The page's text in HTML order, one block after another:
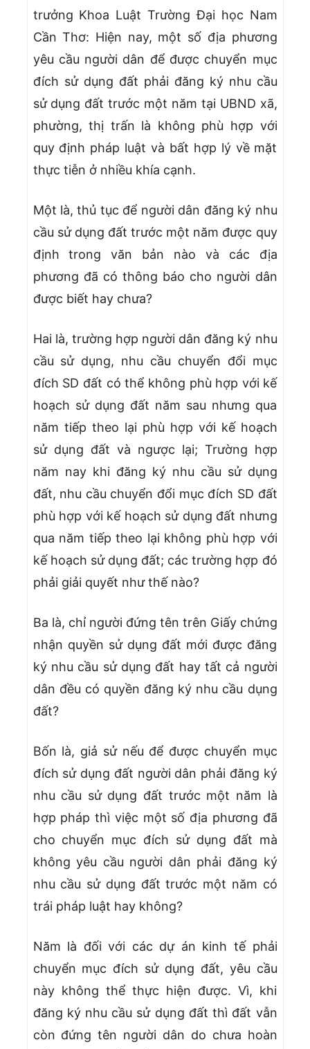
trưởng Khoa Luật Trường Đại học Nam
Cần Thơ: Hiện nay, một số địa phương
yêu cầu người dân để được chuyển mục
đích sử dụng đất phải đăng ký nhu cầu
sử dụng đất trước một năm tại UBND xã,
phường, thị trấn là không phù hợp với
quy định pháp luật và bất hợp lý về mặt
thực tiễn ở nhiều khía cạnh.
Một là, thủ tục để người dân đăng ký nhu
cầu sử dụng đất trước một năm được quy
định trong văn bản nào và các địa
phương đã có thông báo cho người dân
được biết hay chưa?
Hai là, trường hợp người dân đăng ký nhu
cầu sử dụng, nhu cầu chuyển đổi mục
đích SD đất có thể không phù hợp với kế
hoạch sử dụng đất năm sau nhưng qua
năm tiếp theo lại phù hợp với kế hoạch
sử dụng đất và ngược lại; Trường hợp
năm nay khi đăng ký nhu cầu sử dụng
đất, nhu cầu chuyển đổi mục đích SD đất
phù hợp với kế hoạch sử dụng đất nhưng
qua năm tiếp theo lại không phù hợp với
kế hoạch sử dụng đất; các trường hợp đó
phải giải quyết như thế nào?
Ba là, chỉ người đứng tên trên Giấy chứng
nhận quyền sử dụng đất mới được đăng
ký nhu cầu sử dụng đất hay tất cả người
dân đều có quyền đăng ký nhu cầu dụng
đất?
Bốn là, giả sử nếu để được chuyển mục
đích sử dụng đất người dân phải đăng ký
nhu cầu sử dụng đất trước một năm là
hợp pháp thì việc một số địa phương đã
cho chuyển mục đích sử dụng đất mà
không yêu cầu người dân phải đăng ký
nhu cầu sử dụng đất trước một năm có
trái pháp luật hay không?
Năm là đối với các dự án kinh tế phải
chuyển mục đích sử dụng đất, yêu cầu
này không thể thực hiện được. Vì, khi
đăng ký nhu cầu sử dụng đất thì đất vẫn
còn đứng tên người dân do chưa hoàn